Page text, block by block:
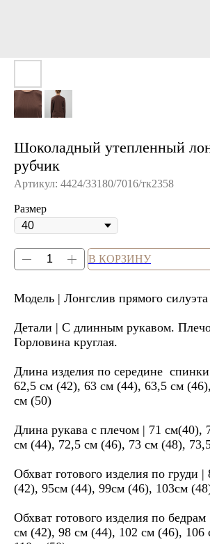
Шоколадный утепленный
рубчик
Артикул: 4424/33180/7016/тк2358
Размер
В КОРЗИНУ
Модель | Лонгслив прямого силуэта
Детали | С длинным рукавом.
Горловина круглая.
Длина изделия по середине
62,5 см (42), 63 см (44), 63,5 см
см (50)
Длина рукава с плечом | 71 см(40),
см (44), 72,5 см (46), 73 см (48),
Обхват готового изделия по груди
(42), 95см (44), 99см (46), 103см
Обхват готового изделия по
см (42), 98 см (44), 102 см (46), 106